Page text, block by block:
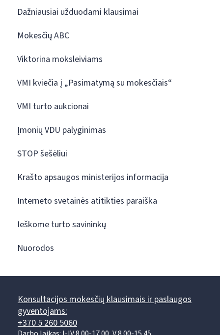
Dažniausiai užduodami klausimai
Mokesčių ABC
Viktorina moksleiviams
VMI kviečia į „Pasimatymą su mokesčiais“
VMI turto aukcionai
Įmonių VDU palyginimas
STOP šešėliui
Krašto apsaugos ministerijos informacija
Interneto svetainės atitikties paraiška
Ieškome turto savininkų
Nuorodos
Konsultacijos mokesčių klausimais ir paslaugos
gyventojams:
+370 5 260 5060